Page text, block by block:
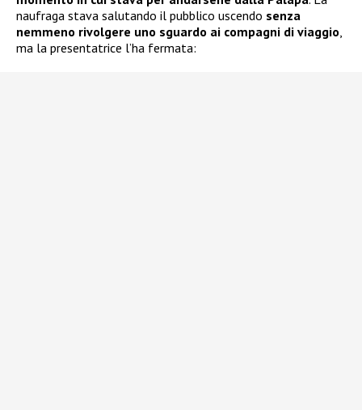
naufraga stava salutando il pubblico uscendo senza
nemmeno rivolgere uno sguardo ai compagni di viaggio,
ma la presentatrice l’ha fermata: